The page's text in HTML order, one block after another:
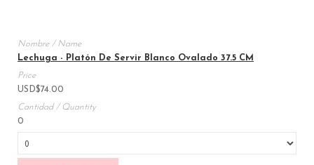
Lechuga - Platón De Servir Blanco Ovalado 37.5 CM
USD$74.00
0